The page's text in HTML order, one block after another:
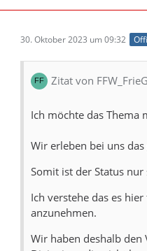
30. Oktober 2023 um 09:32
Zitat von
Ich möchte das Thema
Wir erleben bei uns
Somit ist der Status
Ich verstehe das es
anzunehmen.
Wir haben deshalb